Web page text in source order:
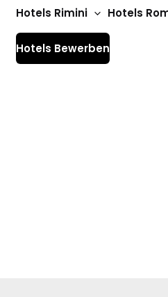
Hotels Rimini Hotels
Hotels Bewerben